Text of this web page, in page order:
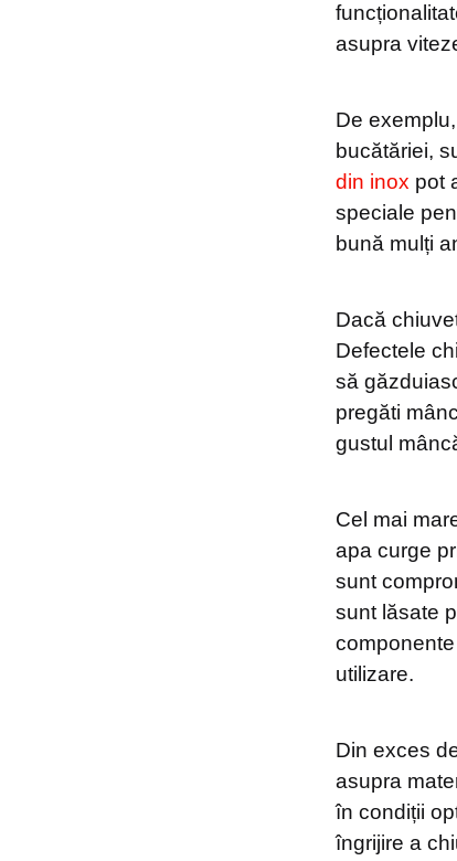
asupra
De
bucătăriei,
din inox pot
speciale
bună mulți
Dacă
Defectele
să
pregăti
gustul
Cel mai
apa curge
sunt
sunt lăsate
utilizare.
Din exces
asupra
în condiții
îngrijire a